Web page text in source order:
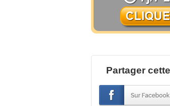
Partager